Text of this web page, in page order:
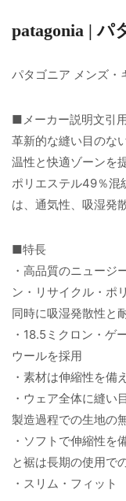
patagonia | パ
パタゴニア メンズ・
■メーカー説明文引
革新的な縫い目のな
温性と快適ゾーンを
ポリエステル49％混
は、通気性、吸湿発
■特長
・高品質のニュージ
ン・リサイクル・ポ
同時に吸湿発散性と
・18.5ミクロン・ゲ
ウールを採用
・素材は伸縮性を備
・ウェア全体に縫い
製造過程での生地の
・ソフトで伸縮性を
と裾は長期の使用で
・スリム・フィット